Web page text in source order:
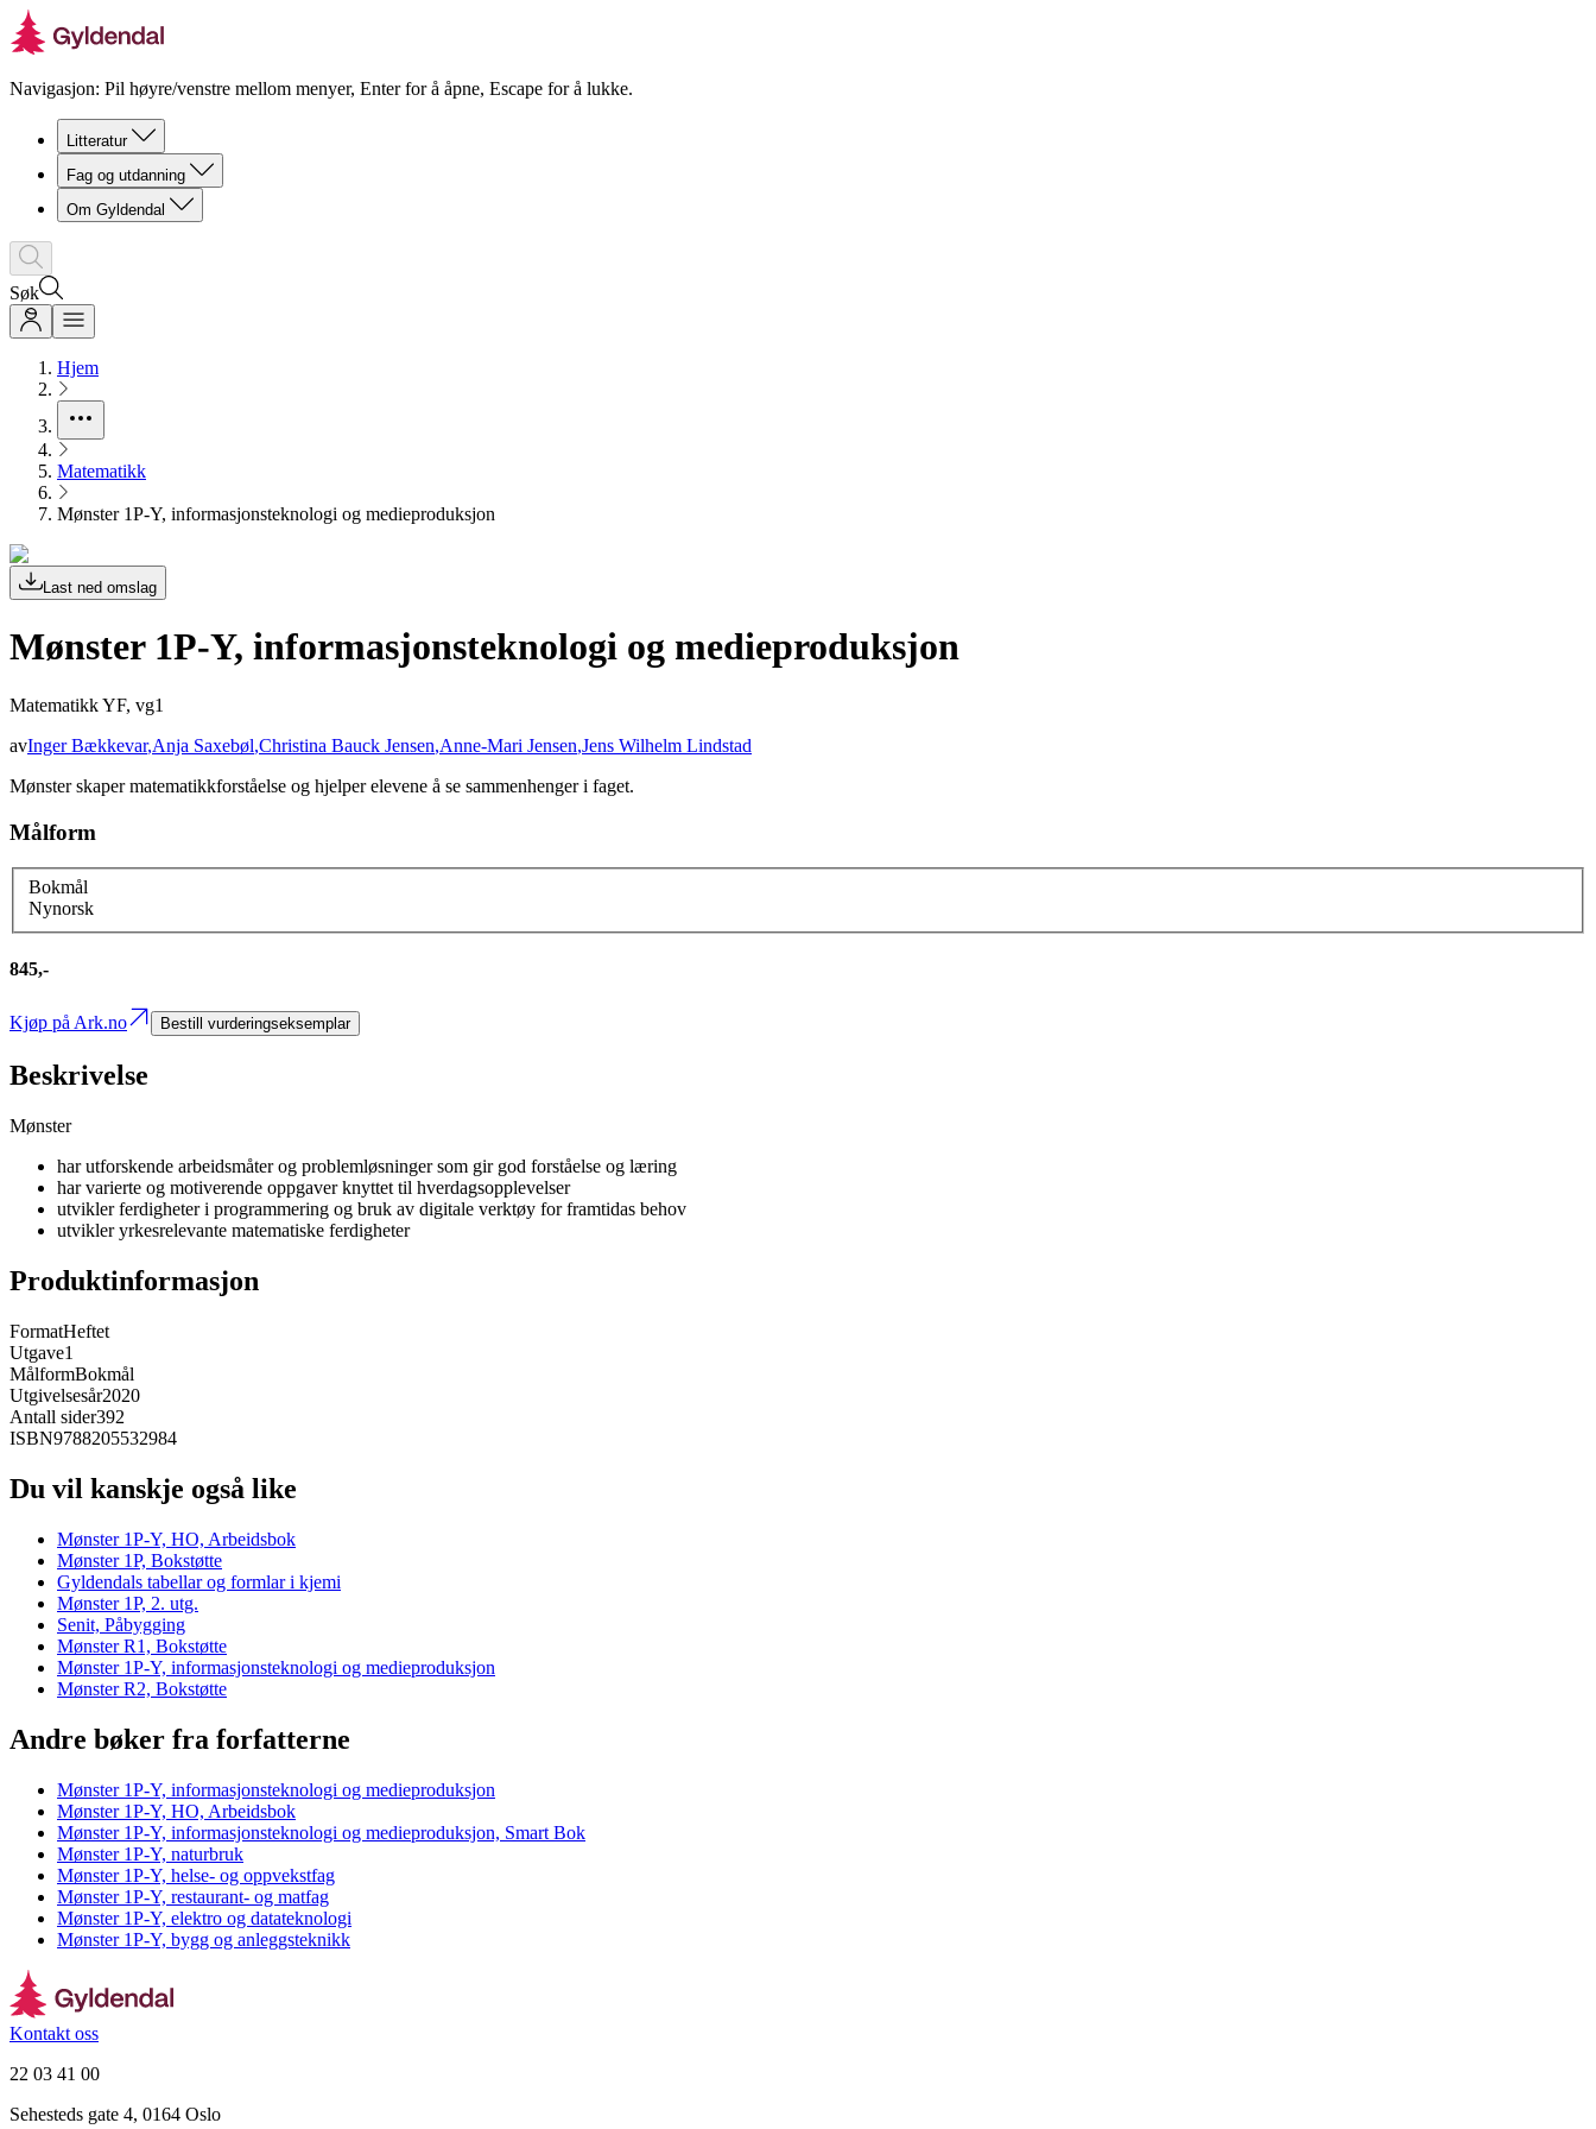
Navigasjon: Pil høyre/venstre mellom menyer, Enter for å åpne, Escape for å lukke.
Litteratur
Fag og utdanning
Om Gyldendal
Søk
Hjem
Matematikk
Mønster 1P-Y, informasjonsteknologi og medieproduksjon
Last ned omslag
Mønster 1P-Y, informasjonsteknologi og medieproduksjon
Matematikk YF, vg1
avInger Bækkevar,Anja Saxebøl,Christina Bauck Jensen,Anne-Mari Jensen,Jens Wilhelm Lindstad
Mønster skaper matematikkforståelse og hjelper elevene å se sammenhenger i faget.
Målform
Bokmål
Nynorsk
845,-
Kjøp på Ark.no Bestill vurderingseksemplar
Beskrivelse
Mønster
har utforskende arbeidsmåter og problemløsninger som gir god forståelse og læring
har varierte og motiverende oppgaver knyttet til hverdagsopplevelser
utvikler ferdigheter i programmering og bruk av digitale verktøy for framtidas behov
utvikler yrkesrelevante matematiske ferdigheter
Produktinformasjon
FormatHeftet
Utgave1
MålformBokmål
Utgivelsesår2020
Antall sider392
ISBN9788205532984
Du vil kanskje også like
Mønster 1P-Y, HO, Arbeidsbok
Mønster 1P, Bokstøtte
Gyldendals tabellar og formlar i kjemi
Mønster 1P, 2. utg.
Senit, Påbygging
Mønster R1, Bokstøtte
Mønster 1P-Y, informasjonsteknologi og medieproduksjon
Mønster R2, Bokstøtte
Andre bøker fra forfatterne
Mønster 1P-Y, informasjonsteknologi og medieproduksjon
Mønster 1P-Y, HO, Arbeidsbok
Mønster 1P-Y, informasjonsteknologi og medieproduksjon, Smart Bok
Mønster 1P-Y, naturbruk
Mønster 1P-Y, helse- og oppvekstfag
Mønster 1P-Y, restaurant- og matfag
Mønster 1P-Y, elektro og datateknologi
Mønster 1P-Y, bygg og anleggsteknikk
Kontakt oss
22 03 41 00
Sehesteds gate 4, 0164 Oslo